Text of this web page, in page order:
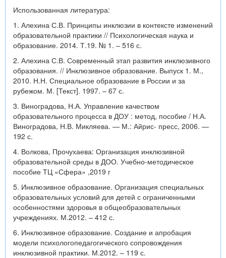
Использованная литература:
1. Алехина С.В. Принципы инклюзии в контексте изменений
образовательной практики // Психологическая наука и
образование. 2014. Т.19. № 1. – 516 с.
2. Алехина С.В. Современный этап развития инклюзивного
образования. // Инклюзивное образование. Выпуск 1. М.,
2010. Н.Н. Специальное образование в России и за
рубежом. М. [Текст]. 1997. – 67 с.
3. Виноградова, Н.А. Управление качеством
образовательного процесса в ДОУ : метод, пособие / Н.А.
Виноградова, Н.В. Микляева. — М.: Айрис- пресс, 2006. —
192 с.
4. Волкова, Прочухаева: Организация инклюзивной
образовательной среды в ДОО. Учебно-методическое
пособие ТЦ «Сфера» ,2019 г
5. Инклюзивное образование. Организация специальных
образовательных условий для детей с ограниченными
особенностями здоровья в общеобразовательных
учреждениях. М.2012. – 412 с.
6. Инклюзивное образование. Создание и апробация
модели психологопедагогического сопровождения
инклюзивной практики. М.2012. – 119 с.